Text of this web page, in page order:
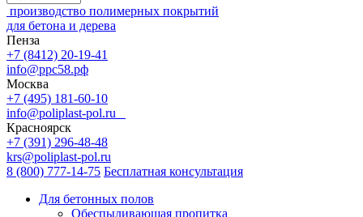
производство полимерных покрытий
для бетона и дерева
Пенза
+7 (8412) 20-19-41
info@ррс58.рф
Москва
+7 (495) 181-60-10
info@poliplast-pol.ru
Красноярск
+7 (391) 296-48-48
krs@poliplast-pol.ru
8 (800) 777-14-75 Бесплатная консультация
Для бетонных полов
Обеспыливающая пропитка